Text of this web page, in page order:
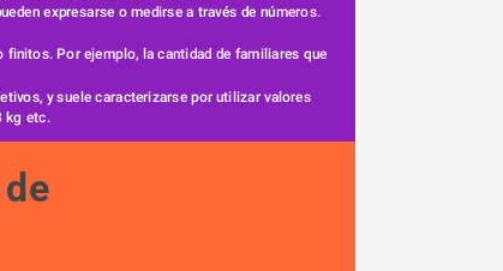
expresarse o medirse a través de números.
Por ejemplo, la cantidad de familiares que
y suele caracterizarse por utilizar valores
kg etc.